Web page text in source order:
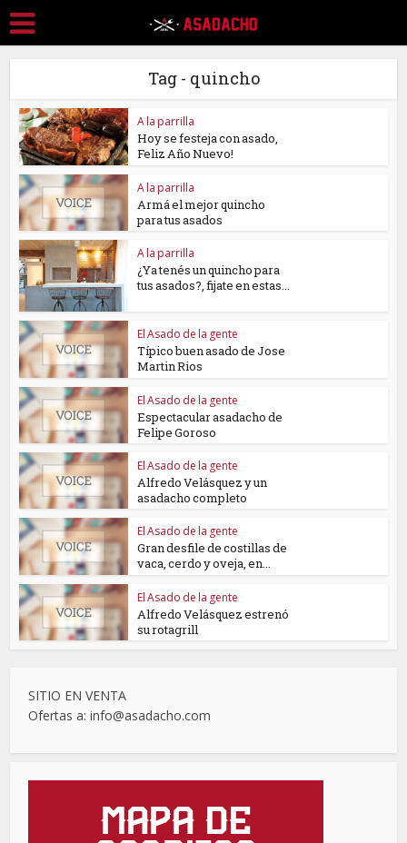
Tag - quincho
A la parrilla
Hoy se festeja con asado,
Feliz Año Nuevo!
A la parrilla
Armá el mejor quincho
para tus asados
A la parrilla
¿Ya tenés un quincho para
tus asados?, fijate en estas...
El Asado de la gente
Típico buen asado de Jose
Martin Rios
El Asado de la gente
Espectacular asadacho de
Felipe Goroso
El Asado de la gente
Alfredo Velásquez y un
asadacho completo
El Asado de la gente
Gran desfile de costillas de
vaca, cerdo y oveja, en...
El Asado de la gente
Alfredo Velásquez estrenó
su rotagrill
SITIO EN VENTA
Ofertas a: info@asadacho.com